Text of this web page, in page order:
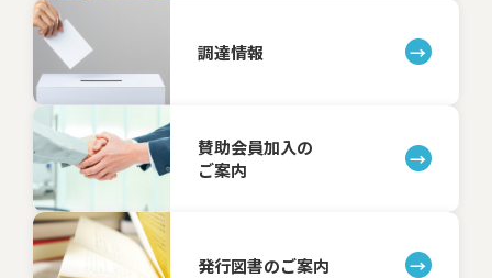
調達情報
賛助会員加入の
ご案内
発行図書のご案内